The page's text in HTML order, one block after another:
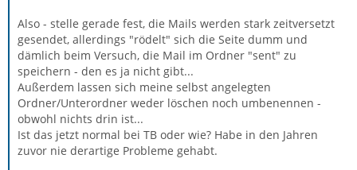
Also - stelle gerade fest, die Mails werden stark zeitversetzt
gesendet, allerdings "rödelt" sich die Seite dumm und
dämlich beim Versuch, die Mail im Ordner "sent" zu
speichern - den es ja nicht gibt...
Außerdem lassen sich meine selbst angelegten
Ordner/Unterordner weder löschen noch umbenennen -
obwohl nichts drin ist...
Ist das jetzt normal bei TB oder wie? Habe in den Jahren
zuvor nie derartige Probleme gehabt.